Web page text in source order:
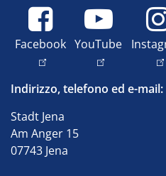
Facebook YouTube
Indirizzo, telefono ed e-mail:
Stadt Jena
Am Anger 15
07743 Jena